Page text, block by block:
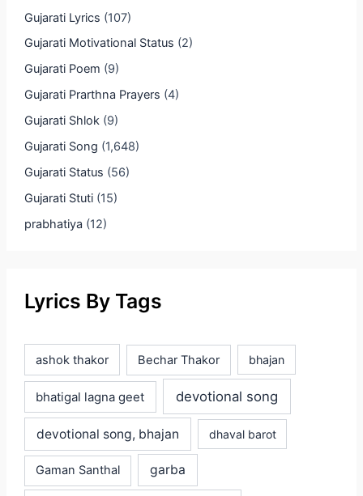
Gujarati Lyrics (107)
Gujarati Motivational Status (2)
Gujarati Poem (9)
Gujarati Prarthna Prayers (4)
Gujarati Shlok(9)
Gujarati Song (1,648)
Gujarati Status (56)
Gujarati Stuti(15)
prabhatiya (12)
Lyrics By Tags
ashok thakor Bechar Thakor bhajan
bhatigal lagna geet devotional song
devotional song, bhajan dhaval barot
Gaman Santhal garba